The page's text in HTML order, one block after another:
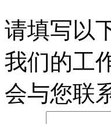
请填写以
我们的工
会与您联